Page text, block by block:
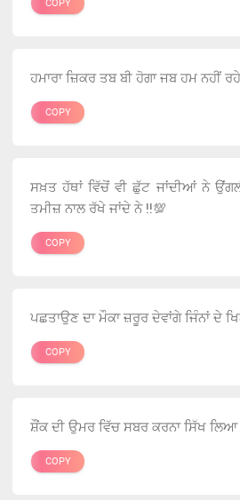
COPY
ਹਮਾਰਾ ਜ਼ਿਕਰ ਤਬ ਬੀ ਹੋਗਾ ਜਬ ਹਮ ਨਹੀਂ
COPY
ਸਖ਼ਤ ਹੱਥਾਂ ਵਿੱਚੋਂ ਵੀ ਛੁੱਟ ਜਾਂਦੀਆਂ ਨੇ
ਤਮੀਜ਼ ਨਾਲ ਰੱਖੇ ਜਾਂਦੇ ਨੇ !!💯
COPY
ਪਛਤਾਉਣ ਦਾ ਮੌਕਾ ਜ਼ਰੂਰ ਦੇਵਾਂਗੇ ਜਿੰਨਾਂ ਦੇ
COPY
ਸ਼ੌਂਕ ਦੀ ਉਮਰ ਵਿੱਚ ਸਬਰ ਕਰਨਾ ਸਿੱਖ
COPY